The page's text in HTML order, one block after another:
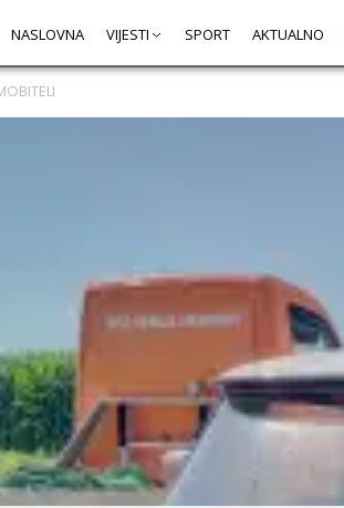
NASLOVNA VIJESTI SPORT AKTUALNO